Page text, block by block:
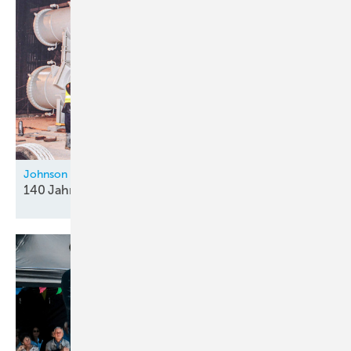
Johnson Controls
140 Jahre für die